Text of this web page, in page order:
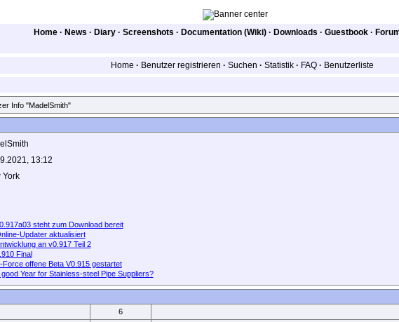
Home · News · Diary · Screenshots · Documentation (Wiki) · Downloads · Guestbook ·
Home · Benutzer registrieren · Suchen · Statistik · FAQ · Benutzerliste
Info "MadelSmith"
13:12
York
steht zum Download bereit
Updater aktualisiert
an v0.917 Teil 2
Final
Force offene Beta V0.915 gestartet
good Year for Stainless-steel Pipe Suppliers?
6